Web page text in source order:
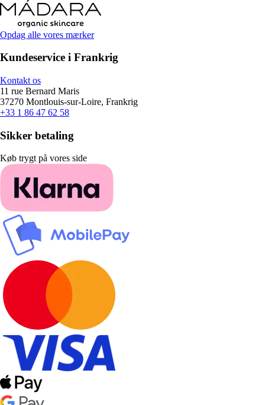
Opdag alle vores mærker
Kundeservice i Frankrig
Kontakt os
11 rue Bernard Maris
37270 Montlouis-sur-Loire, Frankrig
+33 1 86 47 62 58
Sikker betaling
Køb trygt på vores side